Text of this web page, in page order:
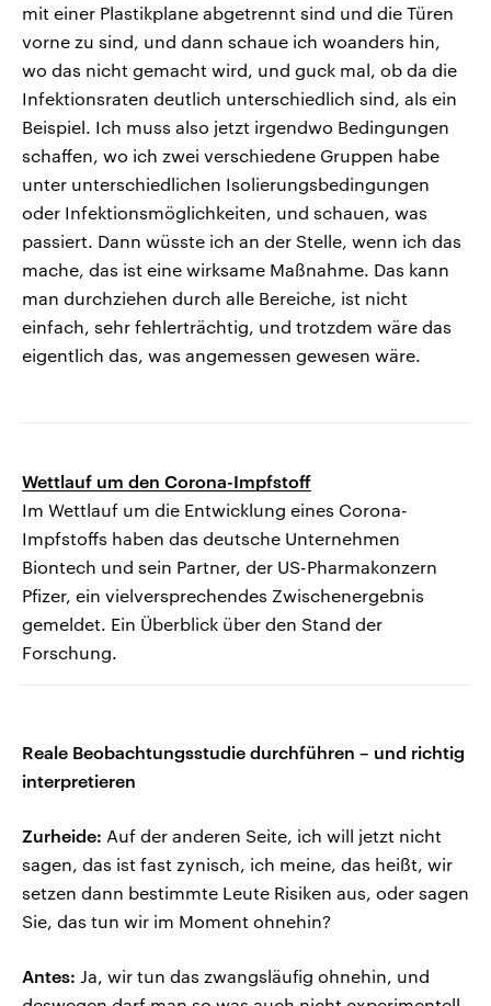
mit einer Plastikplane abgetrennt sind und die Türen
vorne zu sind, und dann schaue ich woanders hin,
wo das nicht gemacht wird, und guck mal, ob da die
Infektionsraten deutlich unterschiedlich sind, als ein
Beispiel. Ich muss also jetzt irgendwo Bedingungen
schaffen, wo ich zwei verschiedene Gruppen habe
unter unterschiedlichen Isolierungsbedingungen
oder Infektionsmöglichkeiten, und schauen, was
passiert. Dann wüsste ich an der Stelle, wenn ich das
mache, das ist eine wirksame Maßnahme. Das kann
man durchziehen durch alle Bereiche, ist nicht
einfach, sehr fehlerträchtig, und trotzdem wäre das
eigentlich das, was angemessen gewesen wäre.
Wettlauf um den Corona-Impfstoff
Im Wettlauf um die Entwicklung eines Corona-
Impfstoffs haben das deutsche Unternehmen
Biontech und sein Partner, der US-Pharmakonzern
Pfizer, ein vielversprechendes Zwischenergebnis
gemeldet. Ein Überblick über den Stand der
Forschung.
Reale Beobachtungsstudie durchführen – und richtig
interpretieren
Zurheide: Auf der anderen Seite, ich will jetzt nicht
sagen, das ist fast zynisch, ich meine, das heißt, wir
setzen dann bestimmte Leute Risiken aus, oder sagen
Sie, das tun wir im Moment ohnehin?
Antes: Ja, wir tun das zwangsläufig ohnehin, und